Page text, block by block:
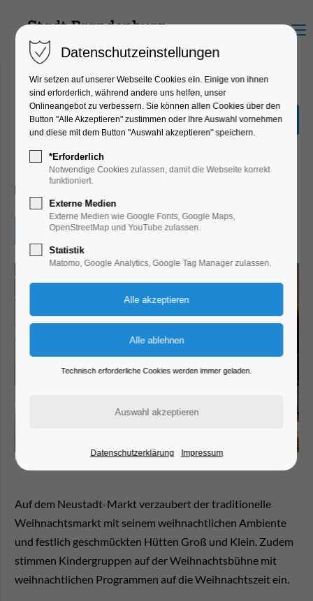
Menu
Weihnachtsmarkt mit
Kunsteisbahn
Markt, Winterzauber
Eintritt frei
Auf dem Neustadt-Markt verzaubert der traditionelle
Weihnachtsmarkt mit seinem weihnachtlichen Ambiente
und festlich geschmückten Hütten Groß und Klein. Zudem
stimmen Kindergruppen auf der Weihnachtsbühne mit
weihnachtlichen Programmen auf die Weihnachtszeit ein.
Datenschutzeinstellungen
Wir setzen auf unserer Webseite Cookies ein. Einige von ihnen
sind erforderlich, während andere uns helfen, unser
Onlineangebot zu verbessern. Sie können allen Cookies über den
Button "Alle Akzeptieren" zustimmen oder Ihre Auswahl vornehmen
und diese mit dem Button "Auswahl akzeptieren" speichern.
*Erforderlich
Notwendige Cookies zulassen, damit die Webseite korrekt
funktioniert.
Externe Medien
Externe Medien wie Google Fonts, Google Maps,
OpenStreetMap und YouTube zulassen.
Statistik
Matomo, Google Analytics, Google Tag Manager zulassen.
Technisch erforderliche Cookies werden immer geladen.
Datenschutzerklärung Impressum